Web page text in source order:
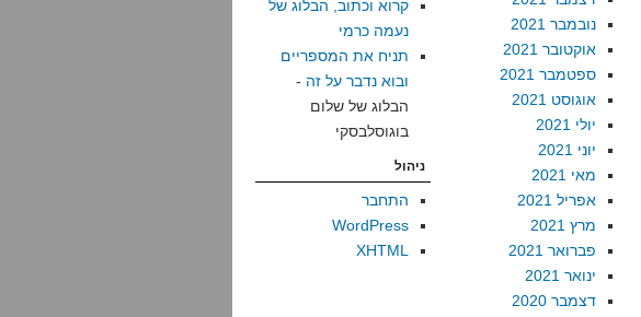
נובמבר 2021
אוקטובר 2021
ספטמבר 2021
אוגוסט 2021
יולי 2021
יוני 2021
מאי 2021
אפריל 2021
מרץ 2021
פברואר 2021
ינואר 2021
דצמבר 2020
קרוא וכתוב, הבלוג של
נעמה כרמי
תניח את המספריים
ובוא נדבר על זה -
הבלוג של שלום
בוגוסלבסקי
ניהול
התחבר
WordPress
XHTML